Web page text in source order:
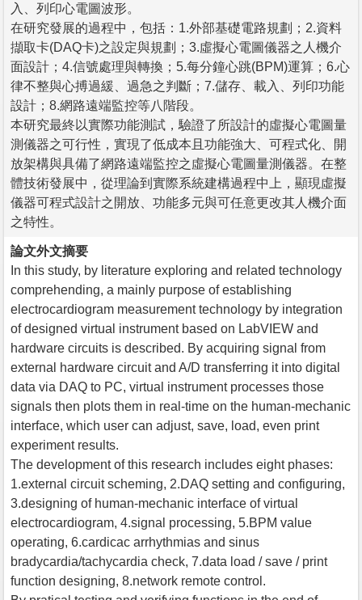
入、列印心電圖波形。
在研究發展的過程中，包括：1.外部基礎電路規劃；2.資料
擷取卡(DAQ卡)之設定與規劃；3.虛擬心電圖儀器之人機介
面設計；4.信號處理與轉換；5.每分鐘心跳(BPM)運算；6.心
律不整與心搏過緩、過急之判斷；7.儲存、載入、列印功能
設計；8.網路遠端監控等八階段。
本研究最終以實際功能測試，驗證了所設計的虛擬心電圖量
測儀器之可行性，實現了低成本且功能強大、可程式化、開
放架構與具備了網路遠端監控之虛擬心電圖量測儀器。在整
體技術發展中，從理論到實際系統建構過程中上，顯現虛擬
儀器可程式設計之開放、功能多元與可任意更改其人機介面
之特性。
論文外文摘要
In this study, by literature exploring and related technology
comprehending, a mainly purpose of establishing
electrocardiogram measurement technology by integration
of designed virtual instrument based on LabVIEW and
hardware circuits is described. By acquiring signal from
external hardware circuit and A/D transferring it into digital
data via DAQ to PC, virtual instrument processes those
signals then plots them in real-time on the human-mechanic
interface, which user can adjust, save, load, even print
experiment results.
The development of this research includes eight phases:
1.external circuit scheming, 2.DAQ setting and configuring,
3.designing of human-mechanic interface of virtual
electrocardiogram, 4.signal processing, 5.BPM value
operating, 6.cardicac arrhythmias and sinus
bradycardia/tachycardia check, 7.data load / save / print
function designing, 8.network remote control.